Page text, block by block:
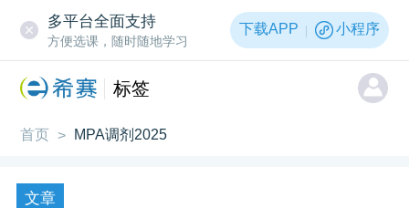
多平台全面支持
方便选课，随时随地学习
下载APP 小程序
标签
首页 > MPA调剂2025
文章